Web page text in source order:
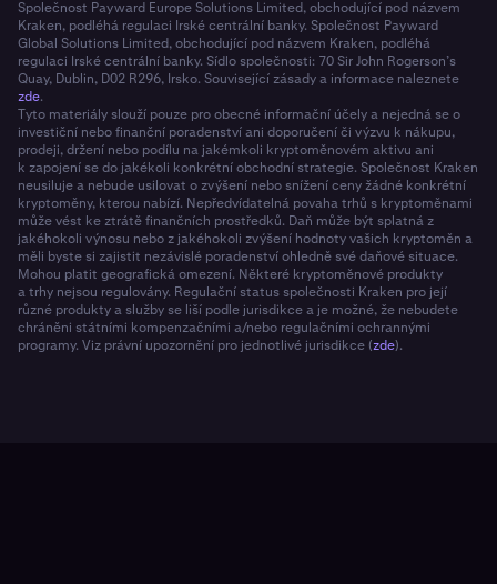
Společnost Payward Europe Solutions Limited, obchodující pod názvem
Kraken, podléhá regulaci Irské centrální banky. Společnost Payward
Global Solutions Limited, obchodující pod názvem Kraken, podléhá
regulaci Irské centrální banky. Sídlo společnosti: 70 Sir John Rogerson’s
Quay, Dublin, D02 R296, Irsko. Související zásady a informace naleznete
zde.
Tyto materiály slouží pouze pro obecné informační účely a nejedná se o
investiční nebo finanční poradenství ani doporučení či výzvu k nákupu,
prodeji, držení nebo podílu na jakémkoli kryptoměnovém aktivu ani
k zapojení se do jakékoli konkrétní obchodní strategie. Společnost Kraken
neusiluje a nebude usilovat o zvýšení nebo snížení ceny žádné konkrétní
kryptoměny, kterou nabízí. Nepředvídatelná povaha trhů s kryptoměnami
může vést ke ztrátě finančních prostředků. Daň může být splatná z
jakéhokoli výnosu nebo z jakéhokoli zvýšení hodnoty vašich kryptoměn a
měli byste si zajistit nezávislé poradenství ohledně své daňové situace.
Mohou platit geografická omezení. Některé kryptoměnové produkty
a trhy nejsou regulovány. Regulační status společnosti Kraken pro její
různé produkty a služby se liší podle jurisdikce a je možné, že nebudete
chráněni státními kompenzačními a/nebo regulačními ochrannými
programy. Viz právní upozornění pro jednotlivé jurisdikce (zde).